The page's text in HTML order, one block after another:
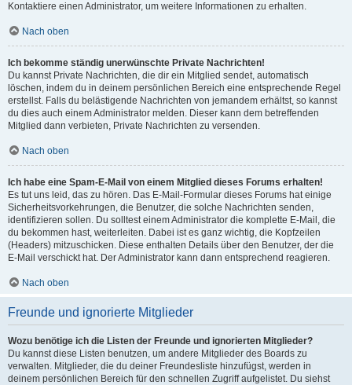
Kontaktiere einen Administrator, um weitere Informationen zu erhalten.
Nach oben
Ich bekomme ständig unerwünschte Private Nachrichten!
Du kannst Private Nachrichten, die dir ein Mitglied sendet, automatisch
löschen, indem du in deinem persönlichen Bereich eine entsprechende Regel
erstellst. Falls du belästigende Nachrichten von jemandem erhältst, so kannst
du dies auch einem Administrator melden. Dieser kann dem betreffenden
Mitglied dann verbieten, Private Nachrichten zu versenden.
Nach oben
Ich habe eine Spam-E-Mail von einem Mitglied dieses Forums erhalten!
Es tut uns leid, das zu hören. Das E-Mail-Formular dieses Forums hat einige
Sicherheitsvorkehrungen, die Benutzer, die solche Nachrichten senden,
identifizieren sollen. Du solltest einem Administrator die komplette E-Mail, die
du bekommen hast, weiterleiten. Dabei ist es ganz wichtig, die Kopfzeilen
(Headers) mitzuschicken. Diese enthalten Details über den Benutzer, der die
E-Mail verschickt hat. Der Administrator kann dann entsprechend reagieren.
Nach oben
Freunde und ignorierte Mitglieder
Wozu benötige ich die Listen der Freunde und ignorierten Mitglieder?
Du kannst diese Listen benutzen, um andere Mitglieder des Boards zu
verwalten. Mitglieder, die du deiner Freundesliste hinzufügst, werden in
deinem persönlichen Bereich für den schnellen Zugriff aufgelistet. Du siehst